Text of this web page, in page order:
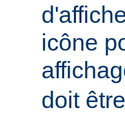
icône
doit